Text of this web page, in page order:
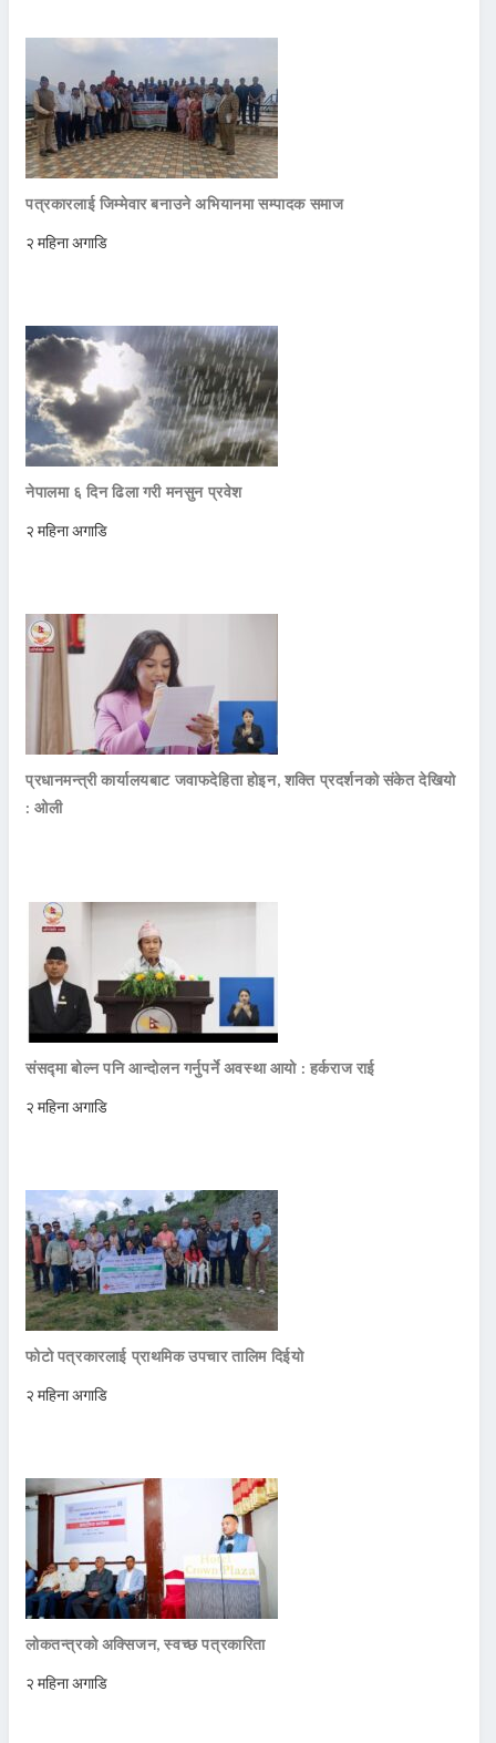
पत्रकारलाई जिम्मेवार बनाउने अभियानमा सम्पादक समाज
२ महिना अगाडि
नेपालमा ६ दिन ढिला गरी मनसुन प्रवेश
२ महिना अगाडि
प्रधानमन्त्री कार्यालयबाट जवाफदेहिता होइन, शक्ति प्रदर्शनको संकेत देखियो
: ओली
संसद्मा बोल्न पनि आन्दोलन गर्नुपर्ने अवस्था आयो : हर्कराज राई
२ महिना अगाडि
फोटो पत्रकारलाई प्राथमिक उपचार तालिम दिईयो
२ महिना अगाडि
लोकतन्त्रको अक्सिजन, स्वच्छ पत्रकारिता
२ महिना अगाडि